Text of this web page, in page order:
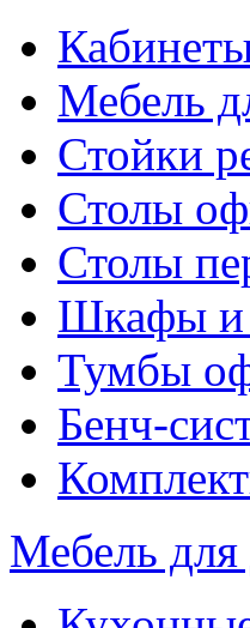
Мебель
Стойки
Столы
Столы
Шкафы и
Тумбы
Бенч-
Мебель для